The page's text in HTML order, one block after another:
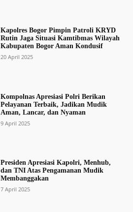
Kapolres Bogor Pimpin Patroli KRYD
Rutin Jaga Situasi Kamtibmas Wilayah
Kabupaten Bogor Aman Kondusif
20 April 2025
Kompolnas Apresiasi Polri Berikan
Pelayanan Terbaik, Jadikan Mudik
Aman, Lancar, dan Nyaman
9 April 2025
Presiden Apresiasi Kapolri, Menhub,
dan TNI Atas Pengamanan Mudik
Membanggakan
7 April 2025